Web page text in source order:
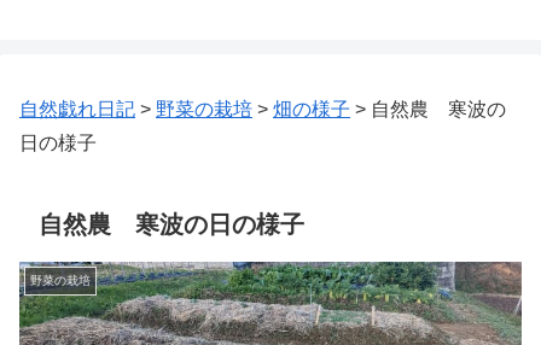
自然戯れ日記 > 野菜の栽培 > 畑の様子 > 自然農 寒波の
日の様子
自然農 寒波の日の様子
野菜の栽培